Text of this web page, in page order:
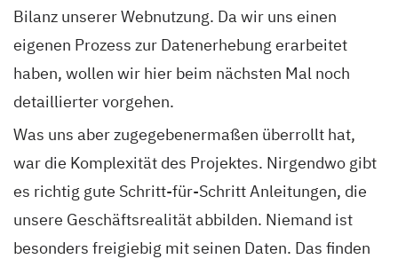
Bilanz unserer Webnutzung. Da wir uns einen
eigenen Prozess zur Datenerhebung erarbeitet
haben, wollen wir hier beim nächsten Mal noch
detaillierter vorgehen.
Was uns aber zugegebenermaßen überrollt hat,
war die Komplexität des Projektes. Nirgendwo gibt
es richtig gute Schritt-für-Schritt Anleitungen, die
unsere Geschäftsrealität abbilden. Niemand ist
besonders freigiebig mit seinen Daten. Das finden